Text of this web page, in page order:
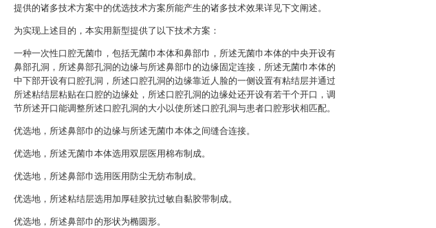
提供的诸多技术方案中的优选技术方案所能产生的诸多技术效果详见下文阐述。
为实现上述目的，本实用新型提供了以下技术方案：
一种一次性口腔无菌巾，包括无菌巾本体和鼻部巾，所述无菌巾本体的中央开设有
鼻部孔洞，所述鼻部孔洞的边缘与所述鼻部巾的边缘固定连接，所述无菌巾本体的
中下部开设有口腔孔洞，所述口腔孔洞的边缘靠近人脸的一侧设置有粘结层并通过
所述粘结层粘贴在口腔的边缘处，所述口腔孔洞的边缘处还开设有若干个开口，调
节所述开口能调整所述口腔孔洞的大小以使所述口腔孔洞与患者口腔形状相匹配。
优选地，所述鼻部巾的边缘与所述无菌巾本体之间缝合连接。
优选地，所述无菌巾本体选用双层医用棉布制成。
优选地，所述鼻部巾选用医用防尘无纺布制成。
优选地，所述粘结层选用加厚硅胶抗过敏自黏胶带制成。
优选地，所述鼻部巾的形状为椭圆形。